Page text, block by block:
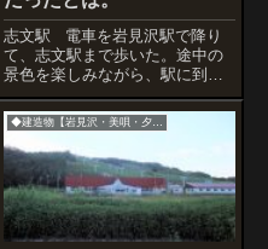
志文駅 電車を岩見沢駅で降り
て、志文駅まで歩いた。途中の
景色を楽しみながら、駅に到着
したけど、中に入ったのもここ
から乗車するのも初めて。近づ
くと、うわぁと声が漏れてしま
うほど魅力的なところだった。
とくにホーム間にかかる木造の
橋。知らなか...
◆建造物【岩見沢・美唄・夕張市】